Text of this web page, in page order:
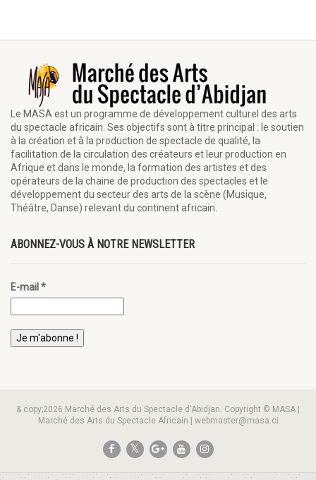
Le MASA est un programme de développement culturel des arts
du spectacle africain. Ses objectifs sont à titre principal : le soutien
à la création et à la production de spectacle de qualité, la
facilitation de la circulation des créateurs et leur production en
Afrique et dans le monde, la formation des artistes et des
opérateurs de la chaine de production des spectacles et le
développement du secteur des arts de la scène (Musique,
Théâtre, Danse) relevant du continent africain.
ABONNEZ-VOUS À NOTRE NEWSLETTER
E-mail*
& copy;2026 Marché des Arts du Spectacle d'Abidjan. Copyright © MASA |
Marché des Arts du Spectacle Africain | webmaster@masa.ci